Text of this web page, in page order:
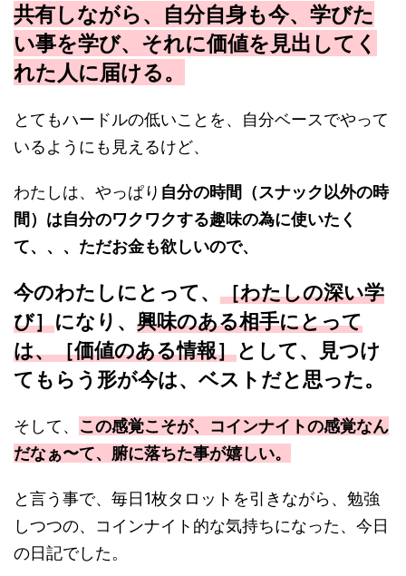
共有しながら、自分自身も今、学びた
い事を学び、それに価値を見出してく
れた人に届ける。
とてもハードルの低いことを、自分ベースでやって
いるようにも見えるけど、
わたしは、やっぱり 自分の時間（スナック以外の時
間）は自分のワクワクする趣味の為に使いたく
て、、、ただお金も欲しいので、
今のわたしにとって、 ［わたしの深い学
び］になり、 興味のある相手にとって
は、［価値のある情報］として、見つけ
てもらう形が今は、ベストだと思った。
そして、 この感覚こそが、コインナイトの感覚なん
だなぁ〜て、腑に落ちた事が嬉しい。
と言う事で、毎日1枚タロットを引きながら、勉強
しつつの、コインナイト的な気持ちになった、今日
の日記でした。